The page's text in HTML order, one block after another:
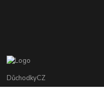
DůchodkyCZ